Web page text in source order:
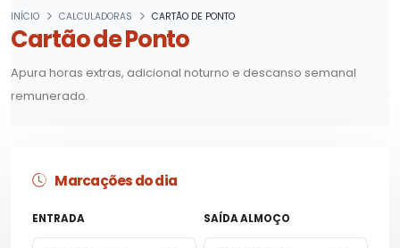
Cartão de Ponto
Apura horas extras, adicional noturno e descanso semanal
remunerado.
INÍCIO CALCULADORAS CARTÃO DE PONTO
Marcações do dia
ENTRADA SAÍDA ALMOÇO